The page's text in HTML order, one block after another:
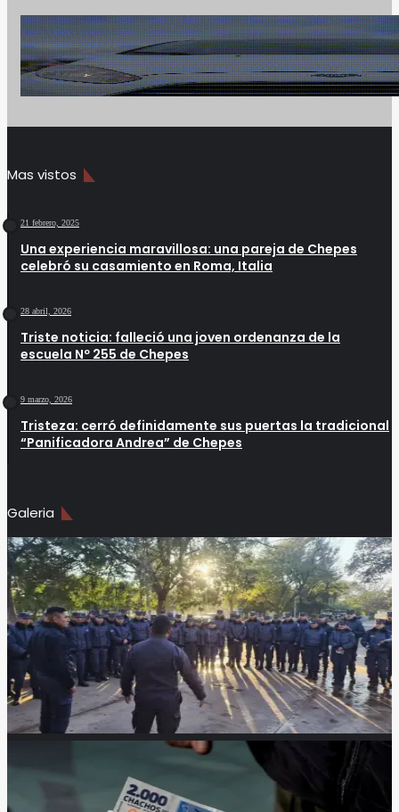
Mas vistos
21 febrero, 2025
Una experiencia maravillosa: una pareja de Chepes
celebró su casamiento en Roma, Italia
28 abril, 2026
Triste noticia: falleció una joven ordenanza de la
escuela Nº 255 de Chepes
9 marzo, 2026
Tristeza: cerró definidamente sus puertas la tradicional
“Panificadora Andrea” de Chepes
Galeria